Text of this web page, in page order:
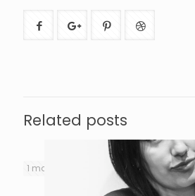
Related posts
1 mayo, 2014